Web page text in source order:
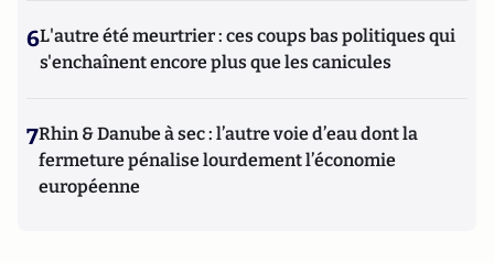
6L'autre été meurtrier : ces coups bas politiques qui
s'enchaînent encore plus que les canicules
7Rhin & Danube à sec : l’autre voie d’eau dont la
fermeture pénalise lourdement l’économie
européenne